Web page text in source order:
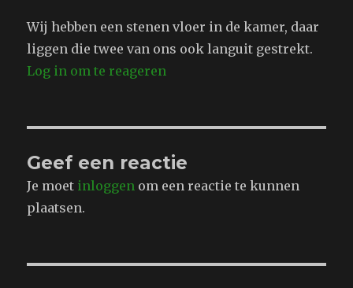
Wij hebben een stenen vloer in de kamer, daar
liggen die twee van ons ook languit gestrekt.
Log in om te reageren
Geef een reactie
Je moet inloggen om een reactie te kunnen
plaatsen.